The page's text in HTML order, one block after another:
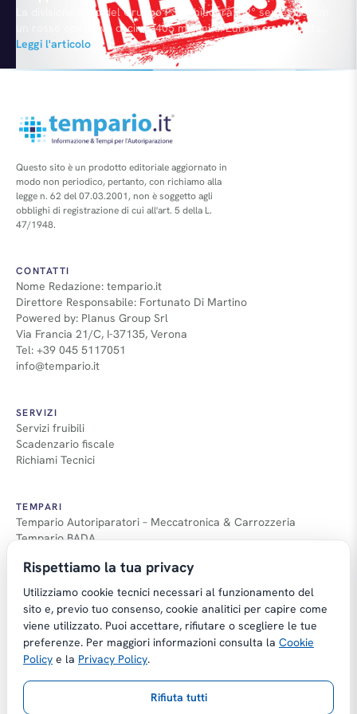
La divisione auto del Gruppo PSA chiuderà il 2° semestre con
un rosso operativo di circa 405 milioni di Euro a causa della
crisi economica che penalizza le vendite in Europa. Lo ha
anticipato il Presidente Philippe Varin.
Leggi l'articolo
Questo sito è un prodotto editoriale aggiornato in
modo non periodico, pertanto, con richiamo alla
legge n. 62 del 07.03.2001, non è soggetto agli
obblighi di registrazione di cui all'art. 5 della L.
47/1948.
CONTATTI
Nome Redazione: tempario.it
Direttore Responsabile: Fortunato Di Martino
Powered by: Planus Group Srl
Via Francia 21/C, I-37135, Verona
Tel: +39 045 5117051
info@tempario.it
SERVIZI
Servizi fruibili
Scadenzario fiscale
Richiami Tecnici
TEMPARI
Tempario Autoriparatori – Meccatronica & Carrozzeria
Tempario BADA
Guida Applicazione Tempi
Copyright © Tempario.it | Powered by
Planus Group Srl - P.I. IT03584100238
Gestito da Giancarmelo Pittalà
Rispettiamo la tua privacy
Utilizziamo cookie tecnici necessari al funzionamento del
sito e, previo tuo consenso, cookie analitici per capire come
viene utilizzato. Puoi accettare, rifiutare o scegliere le tue
preferenze. Per maggiori informazioni consulta la Cookie
Policy e la Privacy Policy.
Rifiuta tutti